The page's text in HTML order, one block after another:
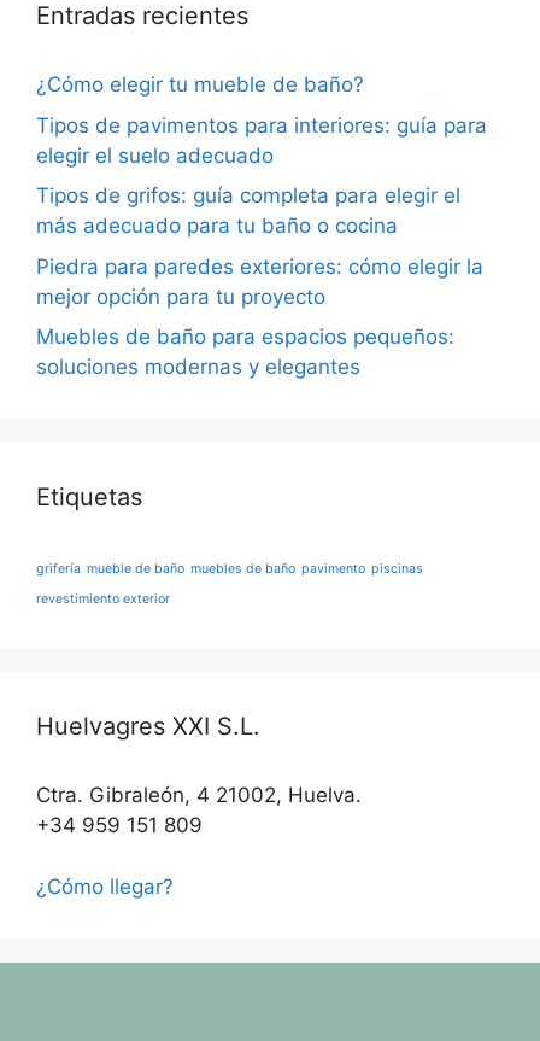
Entradas recientes
¿Cómo elegir tu mueble de baño?
Tipos de pavimentos para interiores: guía para
elegir el suelo adecuado
Tipos de grifos: guía completa para elegir el
más adecuado para tu baño o cocina
Piedra para paredes exteriores: cómo elegir la
mejor opción para tu proyecto
Muebles de baño para espacios pequeños:
soluciones modernas y elegantes
Etiquetas
grifería mueble de baño muebles de baño pavimento piscinas
revestimiento exterior
Huelvagres XXI S.L.
Ctra. Gibraleón, 4 21002, Huelva.
+34 959 151 809
¿Cómo llegar?